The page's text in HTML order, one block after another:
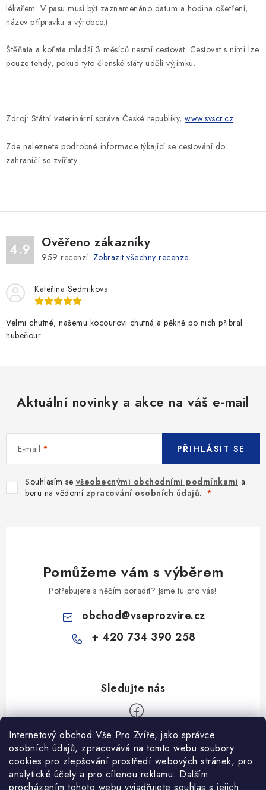
Internetový obchod Vše Pro Zvíře, jako správce
osobních údajů, zpracovává na tomto webu soubory
cookies pro zlepšování prostředí webových stránek, pro
analytické účely a pro cílenou reklamu. Dalším
lékařem. V pasu musí být zaznamenáno datum a hodina ošetření,
název přípravku a výrobce.)
Štěňata a koťata mladší 3 měsíců nesmí cestovat. Cestovat s nimi lze
pouze tehdy, pokud tyto členské státy udělí výjimku.
Zdroj: Státní veterinární správa České republiky, www.svscr.cz
Zde naleznete podrobné informace týkající se cestování do
zahraničí se zvířaty
4.9 Ověřeno zákazníky
959 recenzí. Zobrazit všechny recenze
Kateřina Sedmikova
Velmi chutné, našemu kocourovi chutná a pěkně po nich přibral
hubeňour.
Aktuální novinky a akce na váš e-mail
E-mail
Souhlasím se všeobecnými obchodními podmínkami a
beru na vědomí zpracování osobních údajů.
PŘIHLÁSIT SE
Pomůžeme vám s výběrem
Potřebujete s něčím poradit? Jsme tu pro vás!
obchod@vseprozvire.cz
+ 420 734 390 258
Informace pro Vás